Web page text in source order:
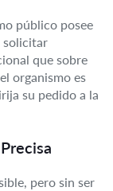
público posee
solicitar
que sobre
organismo es
su pedido a la
pero sin ser